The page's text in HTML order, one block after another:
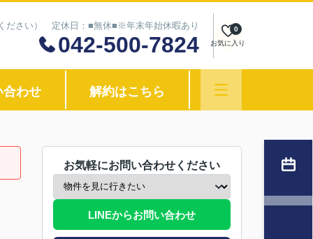
ださい） 定休日：■無休■※年末年始休暇あり
042-500-7824 お気に入り
0
合わせ 解約はこちら
お気軽にお問い合わせください
LINEからお問い合わせ